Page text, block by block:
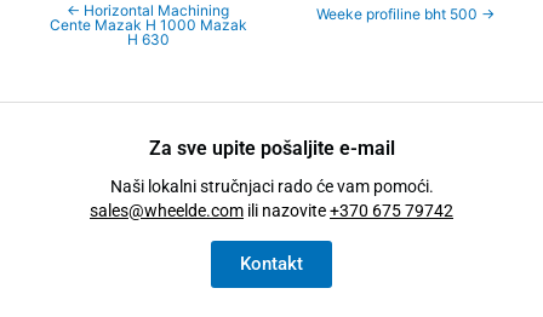
← Horizontal Machining
Cente Mazak H 1000 Mazak
H 630
Weeke profiline bht 500 →
Za sve upite pošaljite e-mail
Naši lokalni stručnjaci rado će vam pomoći.
sales@wheelde.com ili nazovite+370 675 79742
Kontakt